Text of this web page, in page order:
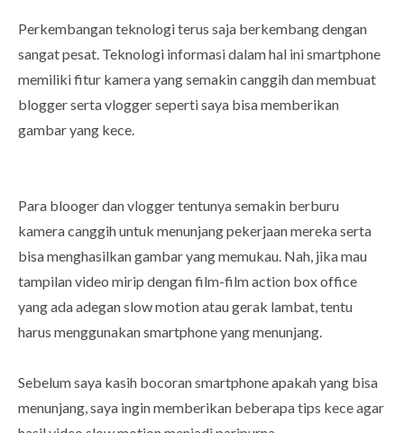
Perkembangan teknologi terus saja berkembang dengan
sangat pesat. Teknologi informasi dalam hal ini smartphone
memiliki fitur kamera yang semakin canggih dan membuat
blogger serta vlogger seperti saya bisa memberikan
gambar yang kece.
Para blooger dan vlogger tentunya semakin berburu
kamera canggih untuk menunjang pekerjaan mereka serta
bisa menghasilkan gambar yang memukau. Nah, jika mau
tampilan video mirip dengan film-film action box office
yang ada adegan slow motion atau gerak lambat, tentu
harus menggunakan smartphone yang menunjang.
Sebelum saya kasih bocoran smartphone apakah yang bisa
menunjang, saya ingin memberikan beberapa tips kece agar